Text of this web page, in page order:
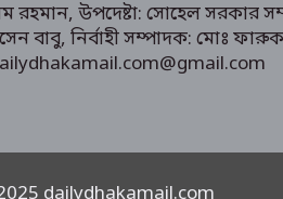
রহমান, উপদেষ্টা: সোহেল
বাবু, নির্বাহী সম্পাদক: মোঃ